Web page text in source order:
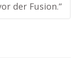
der Fusion.“